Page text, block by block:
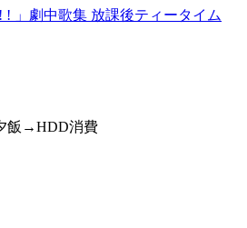
」劇中歌集 放課後ティータイム
飯→HDD消費